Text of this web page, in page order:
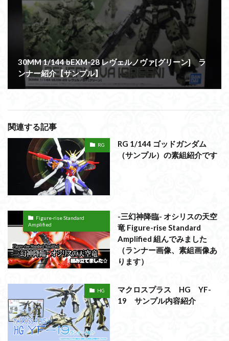
30MM 1/144 bEXM-28 レヴェルノヴァ[グリーン] ラ
ンナー紹介【サンプル】
関連する記事
RG
RG 1/144 ゴッドガンダム
（サンプル）の素組紹介です
Figure-rise Standard
Amplified
-三幻神降臨- オシリスの天空
竜 Figure-rise Standard
Amplified 組んでみました
（ランナー画像、素組画像あ
ります）
HG
マクロスプラス HG YF-
19 サンプル内容紹介